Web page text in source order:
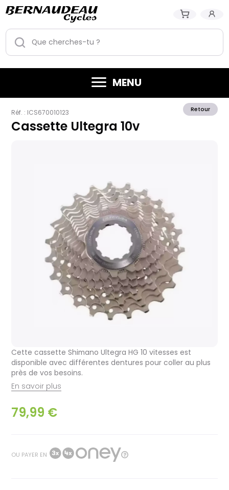
MENU
Retour
Réf. : ICS670010123
Cassette Ultegra 10v
Cette cassette Shimano Ultegra HG 10 vitesses est
disponible avec différentes dentures pour coller au plus
près de vos besoins.
En savoir plus
79,99 €
OU PAYER EN